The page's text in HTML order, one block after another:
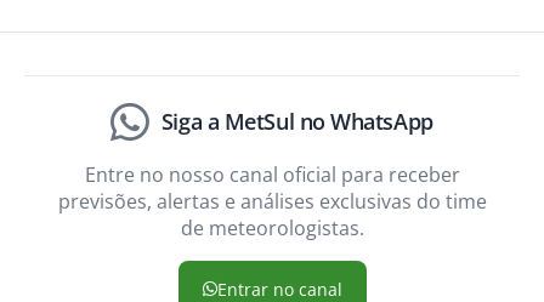
Siga a MetSul no WhatsApp
Entre no nosso canal oficial para receber
previsões, alertas e análises exclusivas do time
de meteorologistas.
Entrar no canal